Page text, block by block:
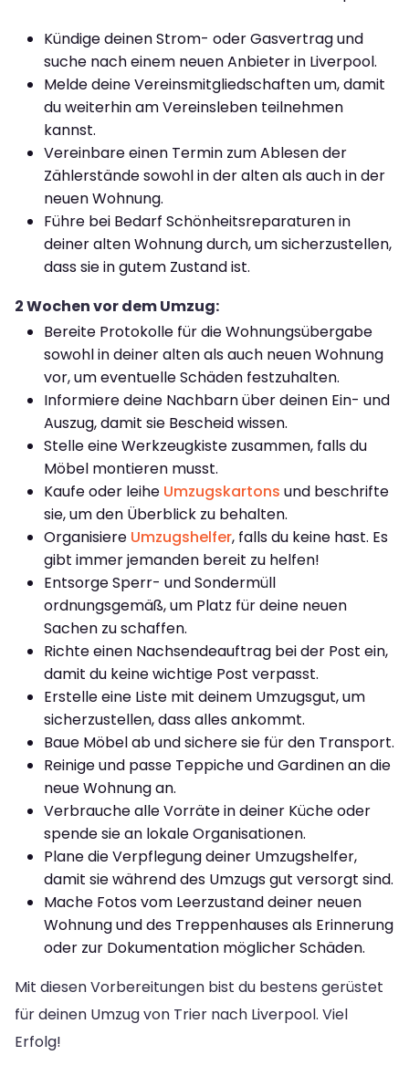
Kündige deinen Strom- oder Gasvertrag und
suche nach einem neuen Anbieter in Liverpool.
Melde deine Vereinsmitgliedschaften um, damit
du weiterhin am Vereinsleben teilnehmen
kannst.
Vereinbare einen Termin zum Ablesen der
Zählerstände sowohl in der alten als auch in der
neuen Wohnung.
Führe bei Bedarf Schönheitsreparaturen in
deiner alten Wohnung durch, um sicherzustellen,
dass sie in gutem Zustand ist.
2 Wochen vor dem Umzug:
Bereite Protokolle für die Wohnungsübergabe
sowohl in deiner alten als auch neuen Wohnung
vor, um eventuelle Schäden festzuhalten.
Informiere deine Nachbarn über deinen Ein- und
Auszug, damit sie Bescheid wissen.
Stelle eine Werkzeugkiste zusammen, falls du
Möbel montieren musst.
Kaufe oder leihe Umzugskartons und beschrifte
sie, um den Überblick zu behalten.
Organisiere Umzugshelfer, falls du keine hast. Es
gibt immer jemanden bereit zu helfen!
Entsorge Sperr- und Sondermüll
ordnungsgemäß, um Platz für deine neuen
Sachen zu schaffen.
Richte einen Nachsendeauftrag bei der Post ein,
damit du keine wichtige Post verpasst.
Erstelle eine Liste mit deinem Umzugsgut, um
sicherzustellen, dass alles ankommt.
Baue Möbel ab und sichere sie für den Transport.
Reinige und passe Teppiche und Gardinen an die
neue Wohnung an.
Verbrauche alle Vorräte in deiner Küche oder
spende sie an lokale Organisationen.
Plane die Verpflegung deiner Umzugshelfer,
damit sie während des Umzugs gut versorgt sind.
Mache Fotos vom Leerzustand deiner neuen
Wohnung und des Treppenhauses als Erinnerung
oder zur Dokumentation möglicher Schäden.
Mit diesen Vorbereitungen bist du bestens gerüstet
für deinen Umzug von Trier nach Liverpool. Viel
Erfolg!